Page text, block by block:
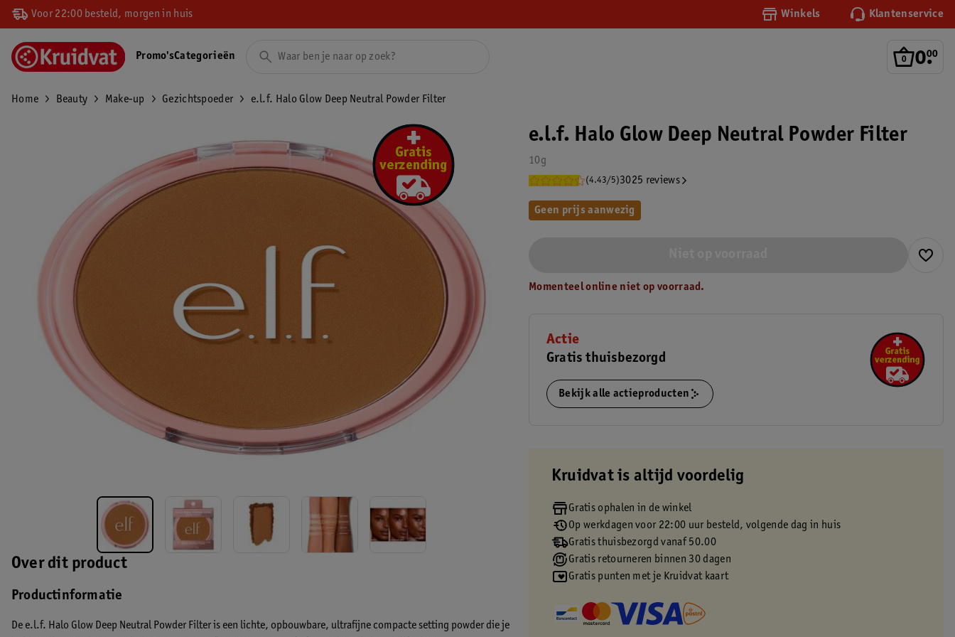
Voor 22:00 besteld, morgen in huis Winkels Klantenservice
0.
00
Promo'sCategorieën
Home Beauty Make-up Gezichtspoeder e.l.f. Halo Glow Deep Neutral Powder Filter
Over dit product
Productinformatie
De e.l.f. Halo Glow Deep Neutral Powder Filter is een lichte, opbouwbare, ultrafijne compacte setting powder die je
e.l.f. Halo Glow Deep Neutral Powder Filter
10g
(4.43/5)3025 reviews
Geen prijs aanwezig
Momenteel online niet op voorraad.
Actie
Gratis thuisbezorgd
Bekijk alle actieproducten
Kruidvat is altijd voordelig
Gratis ophalen in de winkel
Op werkdagen voor 22:00 uur besteld, volgende dag in huis
Gratis thuisbezorgd vanaf 50.00
Gratis retourneren binnen 30 dagen
Gratis punten met je Kruidvat kaart